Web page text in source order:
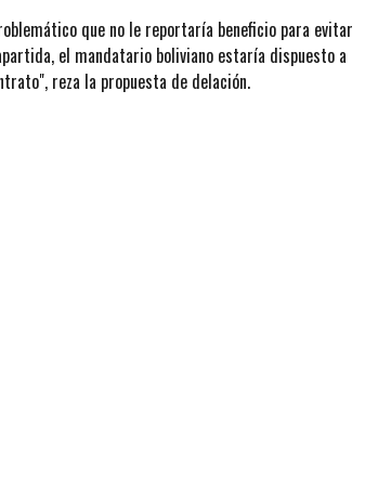
que no le reportaría beneficio para evitar
el mandatario boliviano estaría dispuesto a
reza la propuesta de delación.